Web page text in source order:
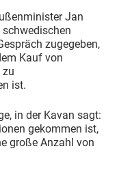
Jan
zugegeben,
Kauf von
zu
ist.
in der Kavan sagt:
gekommen ist,
große Anzahl von